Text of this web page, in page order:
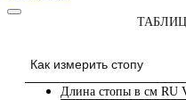
Как измерить стопу
Длина стопы в см RU